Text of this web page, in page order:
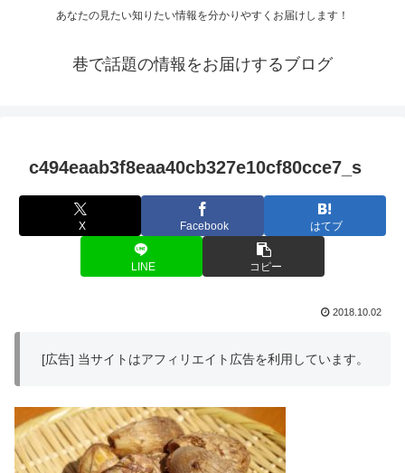
あなたの見たい知りたい情報を分かりやすくお届けします！
巷で話題の情報をお届けするブログ
c494eaab3f8eaa40cb327e10cf80cce7_s
X Facebook はてブ
LINE コピー
2018.10.02
[広告] 当サイトはアフィリエイト広告を利用しています。